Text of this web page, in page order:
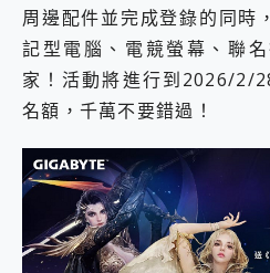
周邊配件並完成登錄的同時
記型電腦、電競螢幕、聯
家！活動將進行到2026/2/
名額，千萬不要錯過！